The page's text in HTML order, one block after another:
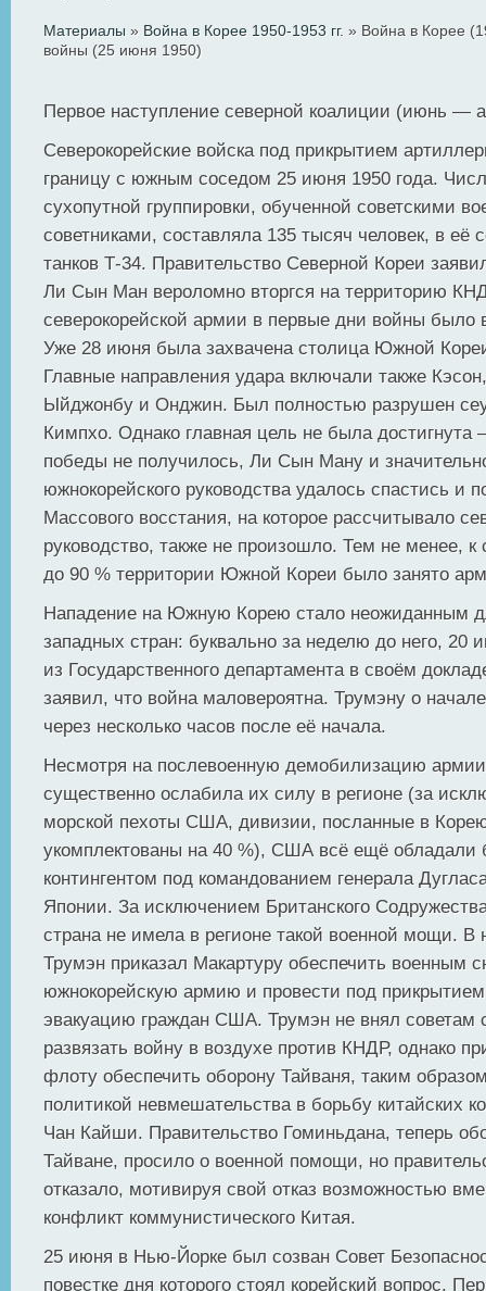
Материалы » Война в Корее 1950-1953 гг. » Война в Корее
войны (25 июня 1950)
Первое наступление северной коалиции (июнь —
Северокорейские войска под прикрытием
границу с южным соседом 25 июня 1950 года.
сухопутной группировки, обученной советскими
советниками, составляла 135 тысяч человек, в её
танков Т-34. Правительство Северной Кореи
Ли Сын Ман вероломно вторгся на территорию
северокорейской армии в первые дни войны
Уже 28 июня была захвачена столица Южной
Главные направления удара включали также
Ыйджонбу и Онджин. Был полностью разрушен
Кимпхо. Однако главная цель не была
победы не получилось, Ли Сын Ману и
южнокорейского руководства удалось спастись и
Массового восстания, на которое рассчитывало
руководство, также не произошло. Тем не менее, к
до 90 % территории Южной Кореи было занято
Нападение на Южную Корею стало неожиданным
западных стран: буквально за неделю до него, 20
из Государственного департамента в своём
заявил, что война маловероятна. Трумэну о
через несколько часов после её начала.
Несмотря на послевоенную демобилизацию
существенно ослабила их силу в регионе (за
морской пехоты США, дивизии, посланные в
укомплектованы на 40 %), США всё ещё
контингентом под командованием генерала
Японии. За исключением Британского
страна не имела в регионе такой военной мощи. В
Трумэн приказал Макартуру обеспечить военным
южнокорейскую армию и провести под
эвакуацию граждан США. Трумэн не внял советам
развязать войну в воздухе против КНДР, однако
флоту обеспечить оборону Тайваня, таким
политикой невмешательства в борьбу китайских
Чан Кайши. Правительство Гоминьдана, теперь
Тайване, просило о военной помощи, но
отказало, мотивируя свой отказ возможностью
конфликт коммунистического Китая.
25 июня в Нью-Йорке был созван Совет
повестке дня которого стоял корейский вопрос.